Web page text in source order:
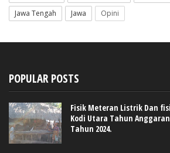
Jawa Tengah
Jawa Opini
POPULAR POSTS
Fisik Meteran Listrik Dan
Kodi Utara Tahun
Tahun 2024.